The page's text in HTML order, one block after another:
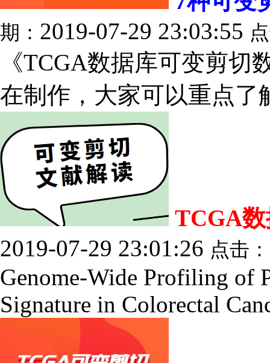
期： 2019-07-29 23:03:55
《TCGA数据库可变剪
在制作，大家可以重点了
TCGA
2019-07-29 23:01:26 点击：
Genome-Wide Profiling of
Signature in Colorectal